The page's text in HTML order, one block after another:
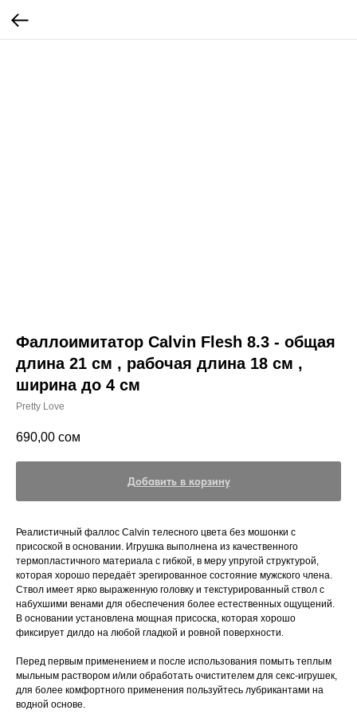
Фаллоимитатор Calvin Flesh 8.3 - общая
длина 21 см , рабочая длина 18 см ,
ширина до 4 см
Pretty Love
690,00 сом
Добавить в корзину
Реалистичный фаллос Calvin телесного цвета без мошонки с
присоской в основании. Игрушка выполнена из качественного
термопластичного материала с гибкой, в меру упругой структурой,
которая хорошо передаёт эрегированное состояние мужского члена.
Ствол имеет ярко выраженную головку и текстурированный ствол с
набухшими венами для обеспечения более естественных ощущений.
В основании установлена мощная присоска, которая хорошо
фиксирует дилдо на любой гладкой и ровной поверхности.
Перед первым применением и после использования помыть теплым
мыльным раствором и/или обработать очистителем для секс-игрушек,
для более комфортного применения пользуйтесь лубрикантами на
водной основе.